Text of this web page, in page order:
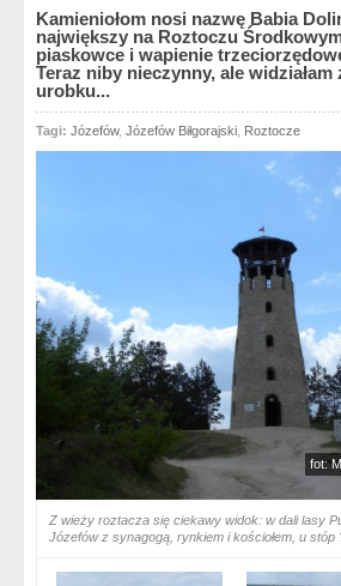
Kamieniołom nosi nazwę Babia
największy na Roztoczu
piaskowce i wapienie
Teraz niby nieczynny, ale widziałam
urobku...
Tagi: Józefów, Józefów Biłgorajski Roztocze
fot:
Z wieży roztacza się ciekawy widok: w dali lasy
Józefów z synagogą, rynkiem i kościołem, u stóp